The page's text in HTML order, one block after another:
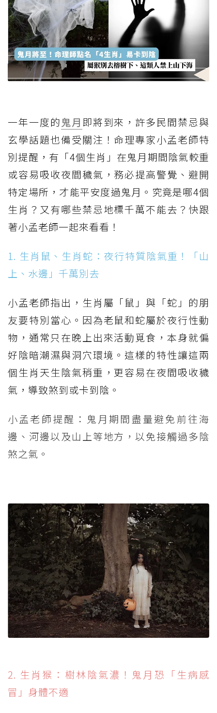
一年一度的 鬼月 即將到來，許多民間禁忌與
玄學話題也備受關注！命理專家小孟老師特
別提醒，有「4個生肖」在鬼月期間陰氣較重
或容易吸收夜間穢氣，務必提高警覺、避開
特定場所，才能平安度過鬼月。究竟是哪4個
生肖？又有哪些禁忌地標千萬不能去？快跟
著小孟老師一起來看看！
1. 生肖鼠、生肖蛇：夜行特質陰氣重！「山
上、水邊」千萬別去
小孟老師指出，生肖屬「鼠」與「蛇」的朋
友要特別當心。因為老鼠和蛇屬於夜行性動
物，通常只在晚上出來活動覓食，本身就偏
好陰暗潮濕與洞穴環境。這樣的特性讓這兩
個生肖天生陰氣稍重，更容易在夜間吸收穢
氣，導致煞到或卡到陰。
小孟老師提醒：鬼月期間盡量避免前往海
邊、河邊以及山上等地方，以免接觸過多陰
煞之氣。
2. 生肖猴：樹林陰氣濃！鬼月恐「生病感
冒」身體不適